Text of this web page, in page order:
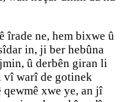
îrade ne, hem bixwe û
in, ji ber hebûna
û derbên giran li
vî warî de gotinek
xwe ye, an jî